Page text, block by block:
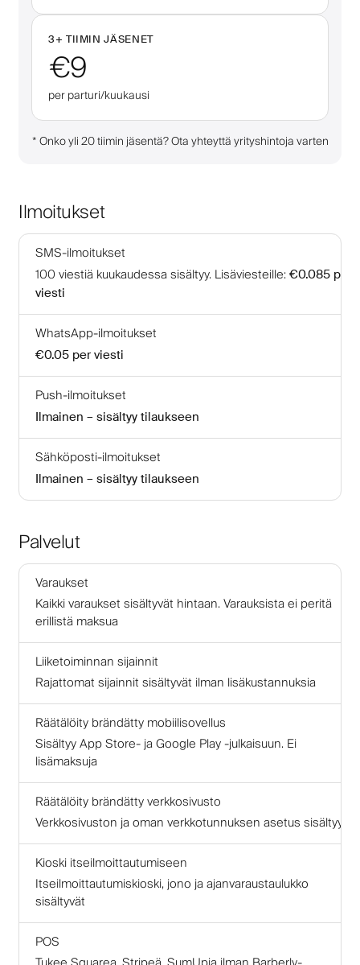
3+ TIIMIN JÄSENET
€9
per parturi/kuukausi
*Onko yli 20 tiimin jäsentä? Ota yhteyttä yrityshintoja varten
Ilmoitukset
SMS-ilmoitukset
100 viestiä kuukaudessa sisältyy. Lisäviesteille: €0.085 per
viesti
WhatsApp-ilmoitukset
€0.05 per viesti
Push-ilmoitukset
Ilmainen – sisältyy tilaukseen
Sähköposti-ilmoitukset
Ilmainen – sisältyy tilaukseen
Palvelut
Varaukset
Kaikki varaukset sisältyvät hintaan. Varauksista ei peritä
erillistä maksua
Liiketoiminnan sijainnit
Rajattomat sijainnit sisältyvät ilman lisäkustannuksia
Räätälöity brändätty mobiilisovellus
Sisältyy App Store- ja Google Play -julkaisuun. Ei
lisämaksuja
Räätälöity brändätty verkkosivusto
Verkkosivuston ja oman verkkotunnuksen asetus sisältyy
Kioski itseilmoittautumiseen
Itseilmoittautumiskioski, jono ja ajanvaraustaulukko
sisältyvät
POS